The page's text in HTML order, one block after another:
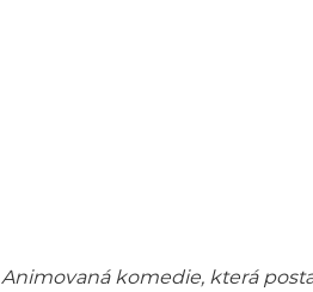
Animovaná komedie, která